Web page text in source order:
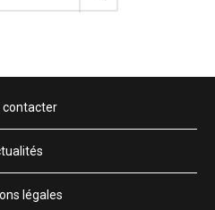
contacter
légales